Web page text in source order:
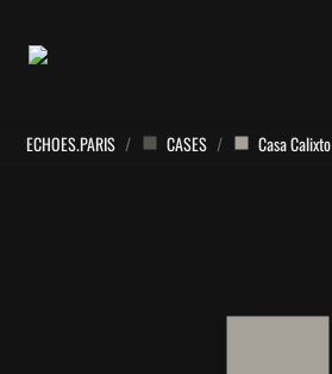
ECHOES.PARIS / CASES / Casa Calixto